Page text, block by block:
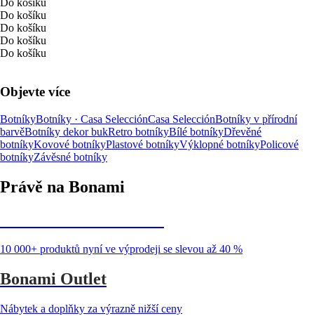
Do košíku
Do košíku
Do košíku
Do košíku
Do košíku
Objevte více
BotníkyBotníky · Casa SelecciónCasa SelecciónBotníky v přírodní
barvěBotníky dekor bukRetro botníkyBílé botníkyDřevěné
botníkyKovové botníkyPlastové botníkyVýklopné botníkyPolicové
botníkyZávěsné botníky
Právě na Bonami
10 000+ produktů nyní ve výprodeji se slevou až 40 %
Bonami Outlet
Nábytek a doplňky za výrazně nižší ceny